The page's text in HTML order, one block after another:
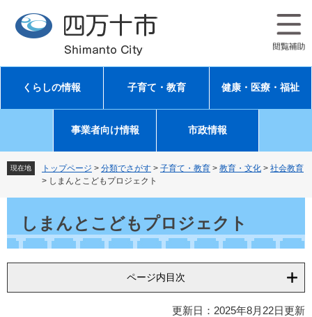
先
す
を
し
文
くらしの情報 子育て・教育 健康・医療・福祉
事業者向け情報 市政情報
現在地 トップページ > 分類でさがす > 子育て・教育 > 教育・文化 > 社会教育
> しまんとこどもプロジェクト
しまんとこどもプロジェクト
ページ内目次
更新日：2025年8月22日更新